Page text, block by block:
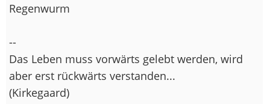
Regenwurm
--
Das Leben muss vorwärts gelebt werden, wird
aber erst rückwärts verstanden...
(Kirkegaard)